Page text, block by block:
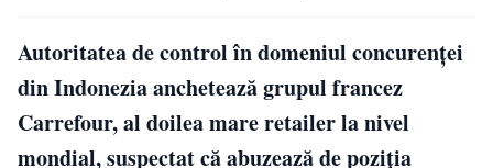
Autoritatea de control în domeniul concurenţei
din Indonezia anchetează grupul francez
Carrefour, al doilea mare retailer la nivel
mondial, suspectat că abuzează de poziţia